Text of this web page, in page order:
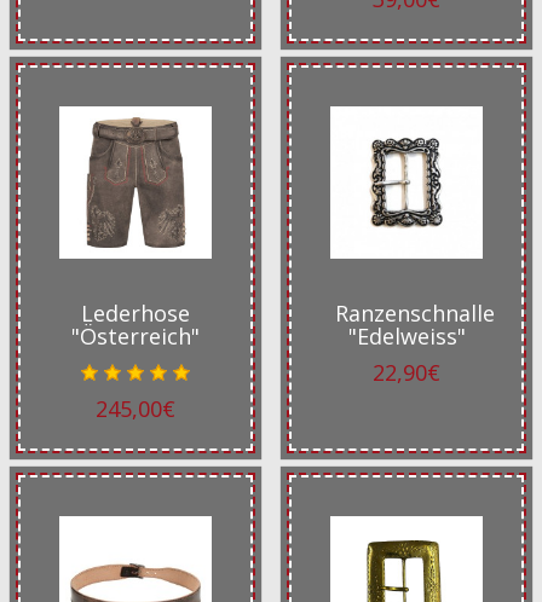
Lederhose
"Österreich"
245,00€
Ranzenschnalle
"Edelweiss"
22,90€